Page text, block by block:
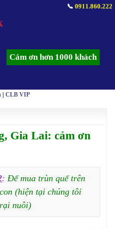
📞 0911.860.222
Cảm ơn hơn 1000 khách
|CLB VIP
Gia Lai: cảm ơn
:Để mua trùn quế trên
(hiện tại chúng tôi
nuôi)